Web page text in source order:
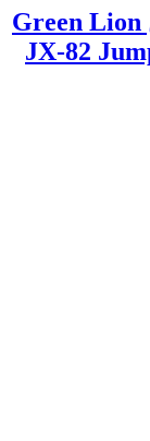
جامپ استارتر 12000 گرین لاین Green Lion
JX-82